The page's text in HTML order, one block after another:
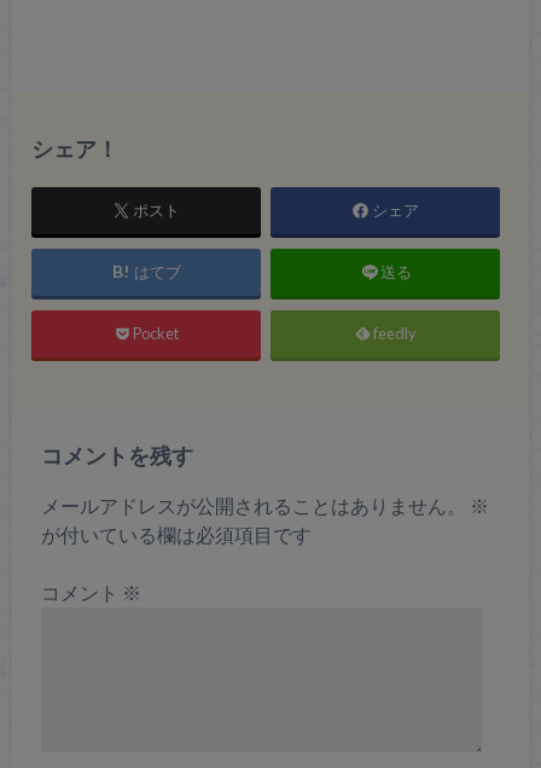
シェア！
ポスト シェア
はてブ 送る
Pocket feedly
コメントを残す
メールアドレスが公開されることはありません。
※
が付いている欄は必須項目です
コメント ※